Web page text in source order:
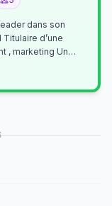
dans son
Un